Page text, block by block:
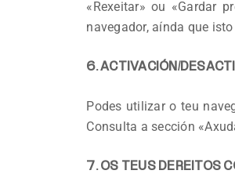
«Rexeitar» ou «Gardar
navegador, aínda que
6. ACTIVACIÓN/
Podes utilizar o teu
Consulta a sección
7. OS TEUS DEREITOS